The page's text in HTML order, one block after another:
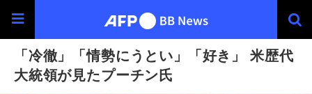
「冷徹」「情勢にうとい」「好き」 米歴代
大統領が見たプーチン氏